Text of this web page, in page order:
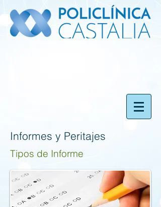
Informes y Peritajes
Tipos de Informe